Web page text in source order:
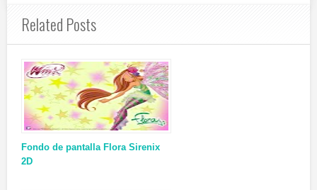
Related Posts
Fondo de pantalla Flora Sirenix
2D